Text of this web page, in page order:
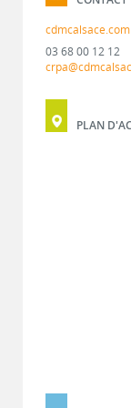
cdmcalsace.com
03 68 00 12 12
PLAN